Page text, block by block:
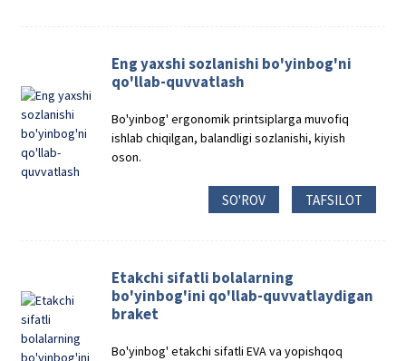
Eng yaxshi sozlanishi bo'yinbog'ni
qo'llab-quvvatlash
Bo'yinbog' ergonomik printsiplarga muvofiq
ishlab chiqilgan, balandligi sozlanishi, kiyish
oson.
SO'ROV TAFSILOT
Etakchi sifatli bolalarning
bo'yinbog'ini qo'llab-quvvatlaydigan
braket
Bo'yinbog' etakchi sifatli EVA va yopishqoq